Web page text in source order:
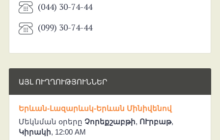
(044) 30-74-44
(099) 30-74-44
ԱՅԼ ՈՒՂՂՈՒԹՅՈՒՆՆԵՐ
Երևան-Լազարևսկ-Երևան Մինիվենով
Մեկնման օրերը Չորեքշաբթի, ՈՒրբաթ,
Կիրակի, 12:00 AM